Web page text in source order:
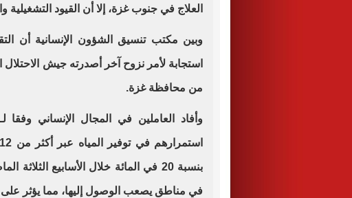
العلاج في جنوب غزة، إلا أن القيود التشغيلية
وبين مكتب تنسيق الشؤون الإنسانية أن
استجابة لأمر نزوح آخر أصدرته جيش الاحتلال
من محافظة غزة.
وأفاد العاملين في المجال الإنساني وفقا
بنسبة 20 في المائة خلال الأسابيع
في مناطق يصعب الوصول إليها، مما يؤثر على